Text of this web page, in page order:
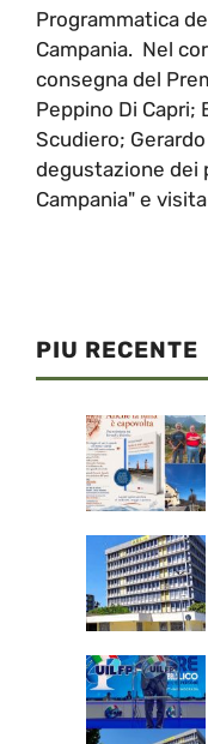
Programmatica
Campania. Nel
consegna del
Peppino Di Capri;
Scudiero;
degustazione dei
Campania" e
PIU RECENTE